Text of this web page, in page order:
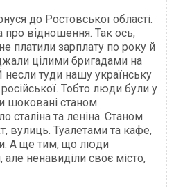
до Ростовської області.
відношення. Так ось,
платили зарплату по року й
цілими бригадами на
туди нашу українську
Тобто люди були у
шоковані станом
сталіна та леніна. Станом
вулиць. Туалетами та кафе,
А ще тим, що люди
але ненавиділи своє місто,